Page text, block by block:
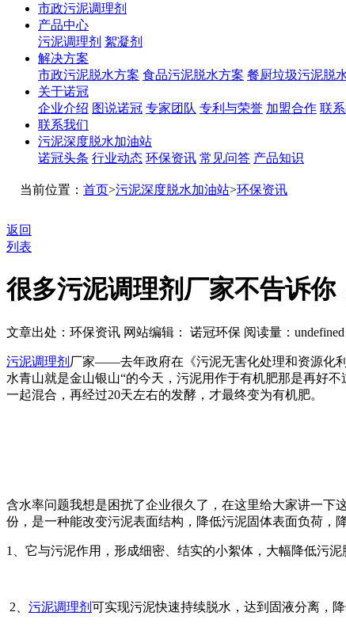
市政污泥调理剂
产品中心
污泥调理剂 絮凝剂
解决方案
市政污泥脱水方案 食品污泥脱水方案 餐厨垃圾污泥脱
关于诺冠
企业介绍 图说诺冠 专家团队 专利与荣誉 加盟合作 联
联系我们
污泥深度脱水加油站
诺冠头条 行业动态 环保资讯 常见问答 产品知识
当前位置： 首页>污泥深度脱水加油站>环保资讯
返回
列表
很多污泥调理剂厂家不告诉你
文章出处：环保资讯 网站编辑： 诺冠环保 阅读量： undefined
污泥调理剂 厂家——去年政府在《污泥无害化处理和资源化
水青山就是金山银山“的今天，污泥用作于有机肥那是再好
一起混合，再经过20天左右的发酵，才最终变为有机肥。
含水率问题我想是困扰了企业很久了，在这里给大家讲一下
份，是一种能改变污泥表面结构，降低污泥固体表面负荷，
1、它与污泥作用，形成细密、结实的小絮体，大幅降低污泥
2、 污泥调理剂 可实现污泥快速持续脱水，达到固液分离，